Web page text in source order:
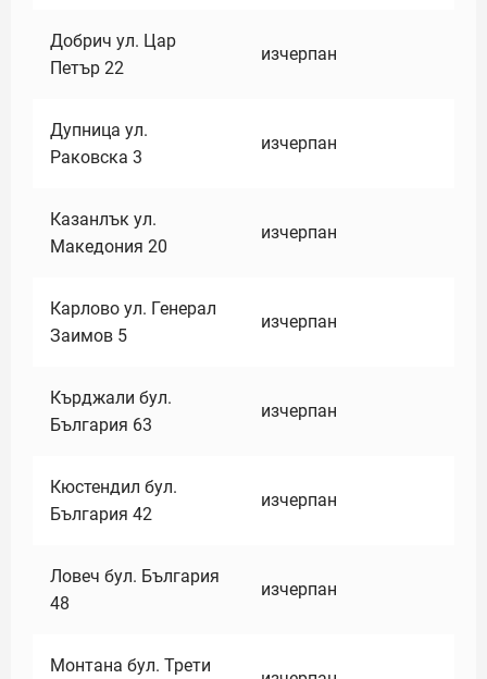
Добрич ул. Цар
Петър 22
изчерпан
Дупница ул.
Раковска 3
изчерпан
Казанлък ул.
Македония 20
изчерпан
Карлово ул. Генерал
Заимов 5
изчерпан
Кърджали бул.
България 63
изчерпан
Кюстендил бул.
България 42
изчерпан
Ловеч бул. България
48
изчерпан
Монтана бул. Трети